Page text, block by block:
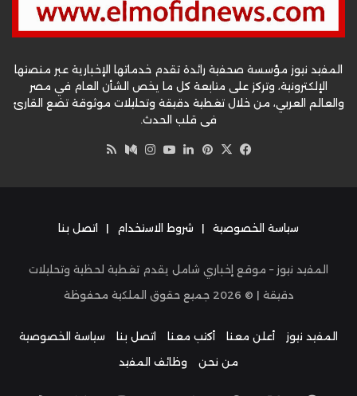
المفيد نيوز مؤسسة صحفية رائدة تقدم خدماتها الإخبارية عبر منصتها
الإلكترونية، وتركز على متابعة كل ما يخص الشأن العام في مصر
والعالم العربي، من خلال تغطية دقيقة وتحليلات موثوقة تضع القارئ
في قلب الحدث.
فيسبوك
‫X بينتيريست
لينكدإن‫YouTube
انستقرام
وسط
سياسة الخصوصية | شروط الاستخدام | اتصل بنا
المفيد نيوز – موقع إخباري شامل يقدم تغطية لحظية وتحليلات
دقيقة | © 2026 جميع حقوق الملكية محفوظة
المفيد نيوز أعلن معنا أكتب معنا اتصل بنا
سياسة الخصوصية
من نحن
وظائف المفيد